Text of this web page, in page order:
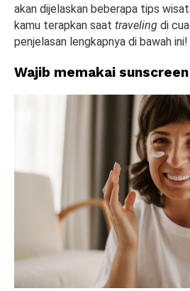
akan dijelaskan beberapa tips
kamu terapkan saat traveling di
penjelasan lengkapnya di bawah ini!
Wajib memakai sunscreen